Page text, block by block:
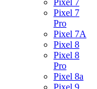
Pixel 7
Pixel 7
Pro
Pixel 7A
Pixel 8
Pixel 8
Pro
Pixel 8a
Pixel 9